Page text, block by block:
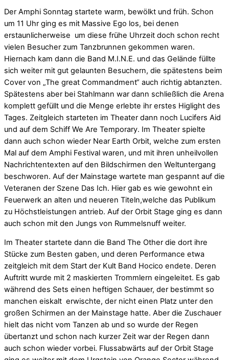
Der Amphi Sonntag startete warm, bewölkt und früh. Schon
um 11 Uhr ging es mit Massive Ego los, bei denen
erstaunlicherweise um diese frühe Uhrzeit doch schon recht
vielen Besucher zum Tanzbrunnen gekommen waren.
Hiernach kam dann die Band M.I.N.E. und das Gelände füllte
sich weiter mit gut gelaunten Besuchern, die spätestens beim
Cover von „The great Commandment“ auch richtig abtanzten.
Spätestens aber bei Stahlmann war dann schließlich die Arena
komplett gefüllt und die Menge erlebte ihr erstes Higlight des
Tages. Zeitgleich starteten im Theater dann noch Lucifers Aid
und auf dem Schiff We Are Temporary. Im Theater spielte
dann auch schon wieder Near Earth Orbit, welche zum ersten
Mal auf dem Amphi Festival waren, und mit ihren unheilvollen
Nachrichtentexten auf den Bildschirmen den Weltuntergang
beschworen. Auf der Mainstage wartete man gespannt auf die
Veteranen der Szene Das Ich. Hier gab es wie gewohnt ein
Feuerwerk an alten und neueren Titeln,welche das Publikum
zu Höchstleistungen antrieb. Auf der Orbit Stage ging es dann
auch schon mit den Jungs von Rummelsnuff weiter.
Im Theater startete dann die Band The Other die dort ihre
Stücke zum Besten gaben, und deren Performance etwa
zeitgleich mit dem Start der Kult Band Hocico endete. Deren
Auftritt wurde mit 2 maskierten Trommlern eingeleitet. Es gab
während des Sets einen heftigen Schauer, der bestimmt so
manchen eiskalt erwischte, der nicht einen Platz unter den
großen Schirmen an der Mainstage hatte. Aber die Zuschauer
hielt das nicht vom Tanzen ab und so wurde der Regen
übertanzt und schon nach kurzer Zeit war der Regen dann
auch schon wieder vorbei. Flussabwärts auf der Orbit Stage